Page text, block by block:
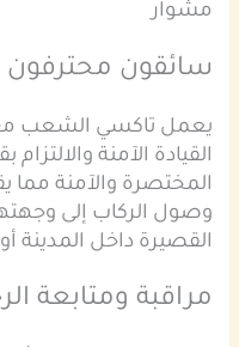
مشوار
سائقون محترفون
يعمل تاكسي الشعب
القيادة الآمنة
المختصرة والآمنة
وصول الركاب إلى
القصيرة داخل المدينة
مراقبة ومتابعة